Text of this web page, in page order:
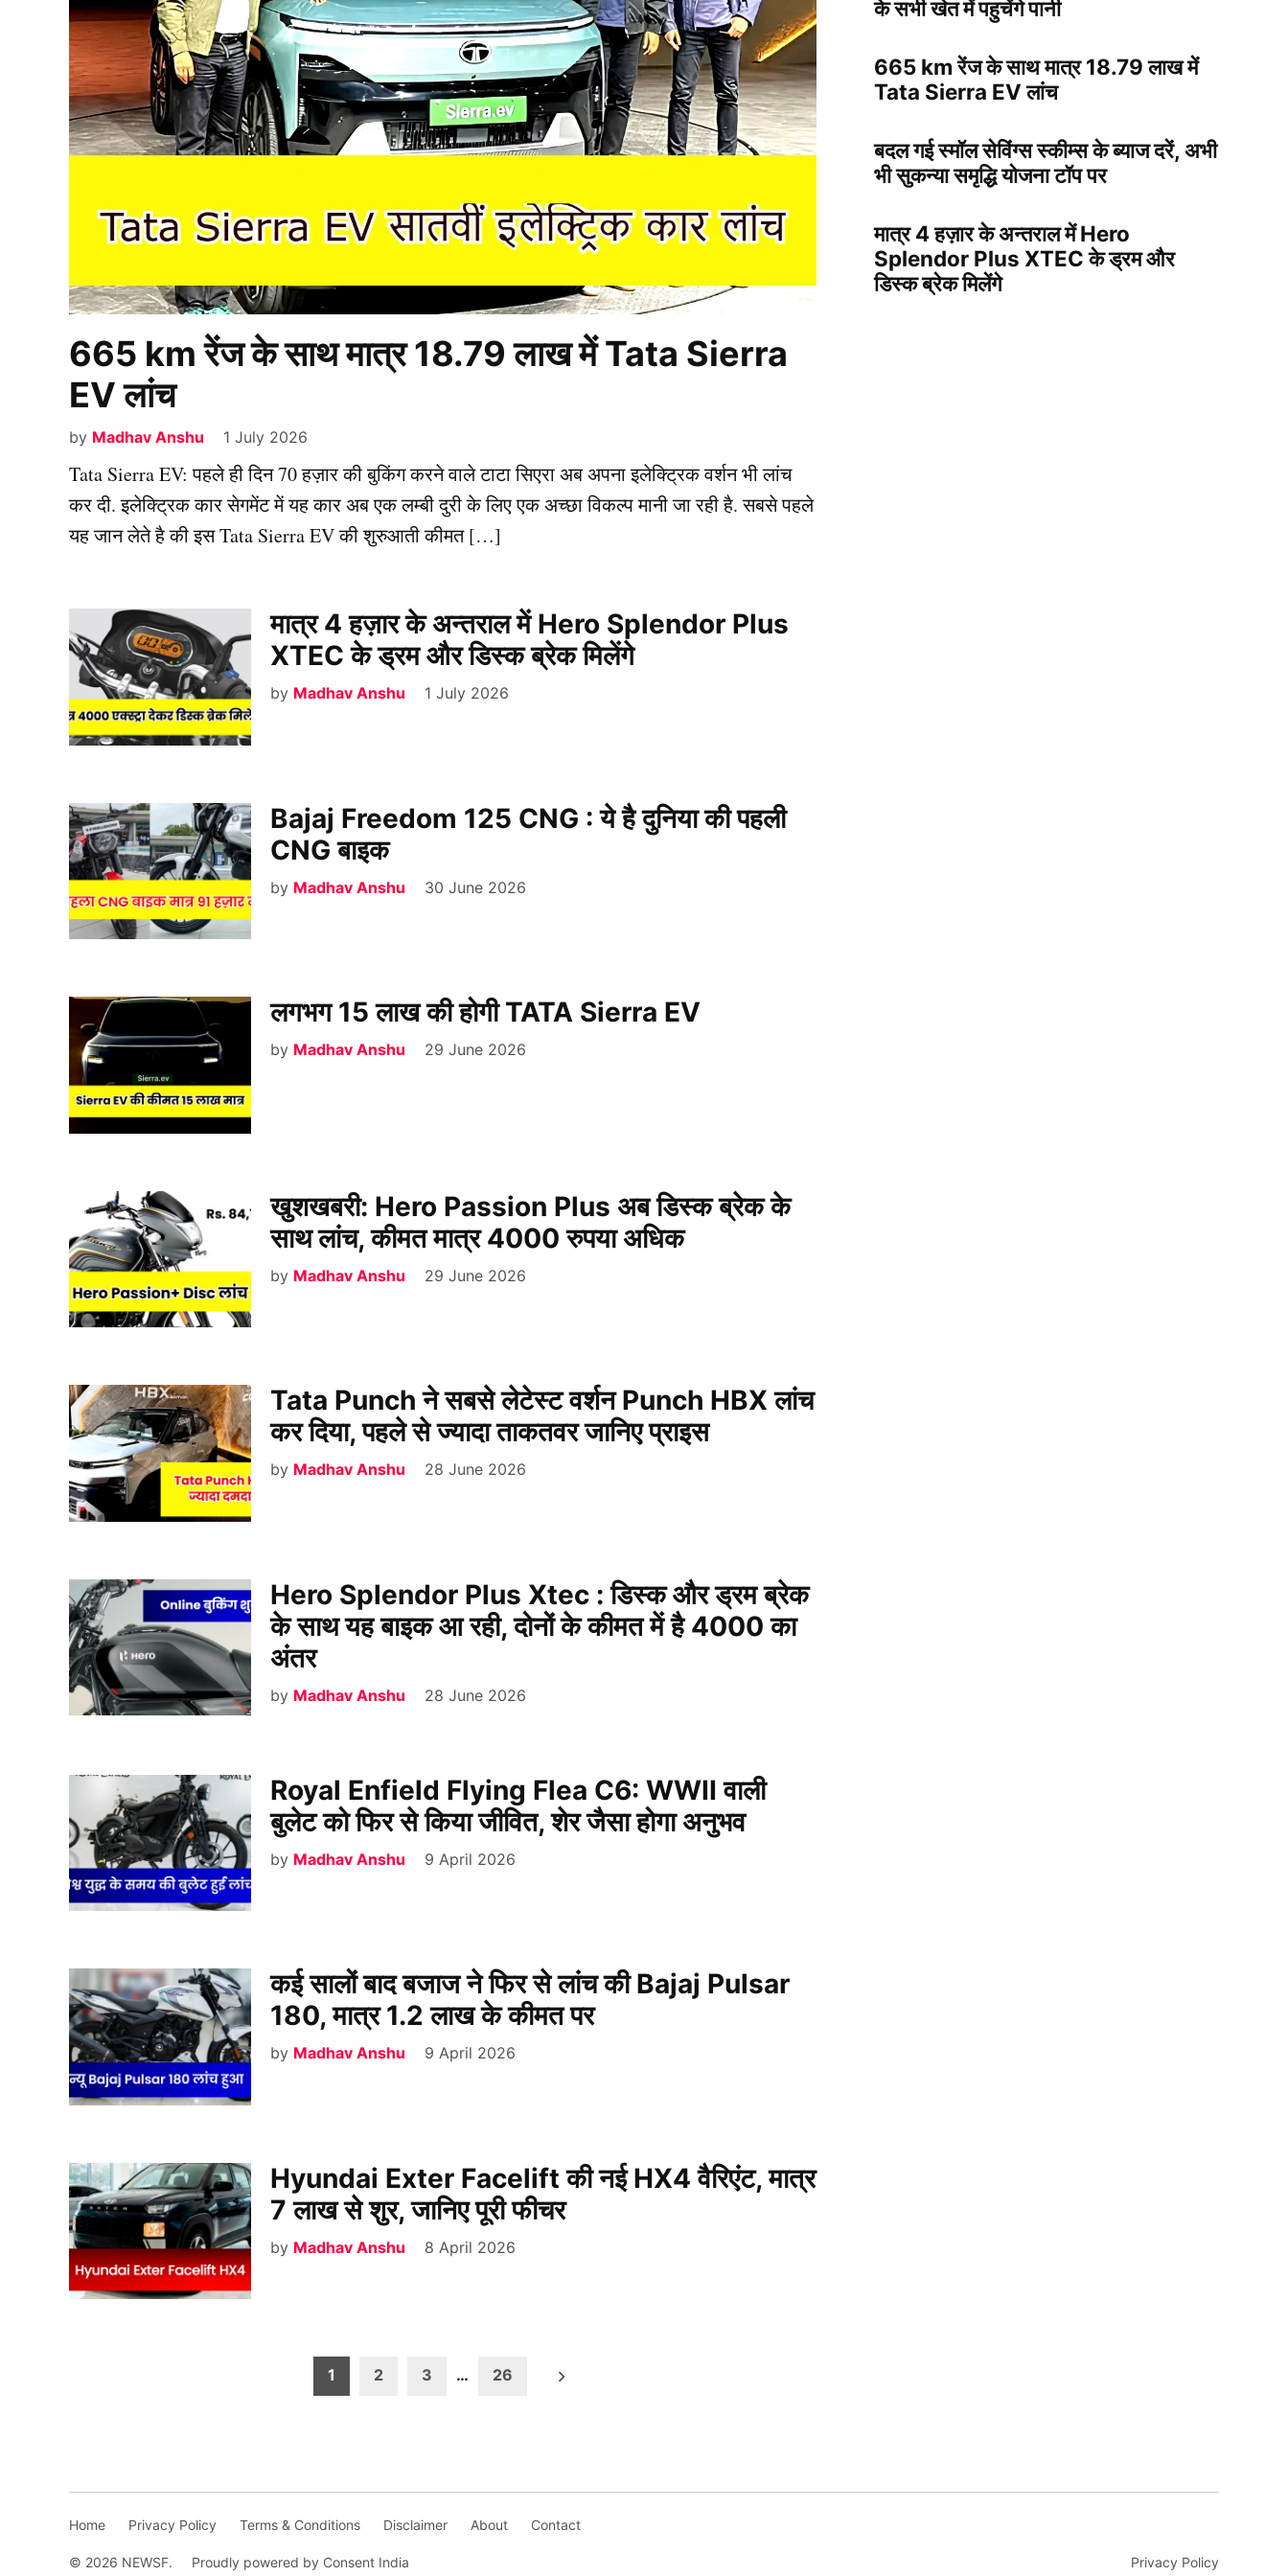
665 km रेंज के साथ मात्र 18.79 लाख में Tata Sierra
EV लांच
by Madhav Anshu 1 July 2026
Tata Sierra EV: पहले ही दिन 70 हज़ार की बुकिंग करने वाले टाटा सिएरा अब अपना इलेक्ट्रिक वर्शन भी लांच
कर दी. इलेक्ट्रिक कार सेगमेंट में यह कार अब एक लम्बी दुरी के लिए एक अच्छा विकल्प मानी जा रही है. सबसे पहले
यह जान लेते है की इस Tata Sierra EV की शुरुआती कीमत […]
मात्र 4 हज़ार के अन्तराल में Hero Splendor Plus
XTEC के ड्रम और डिस्क ब्रेक मिलेंगे
by Madhav Anshu 1 July 2026
Bajaj Freedom 125 CNG : ये है दुनिया की पहली
CNG बाइक
by Madhav Anshu 30 June 2026
लगभग 15 लाख की होगी TATA Sierra EV
by Madhav Anshu 29 June 2026
खुशखबरी: Hero Passion Plus अब डिस्क ब्रेक के
साथ लांच, कीमत मात्र 4000 रुपया अधिक
by Madhav Anshu 29 June 2026
Tata Punch ने सबसे लेटेस्ट वर्शन Punch HBX लांच
कर दिया, पहले से ज्यादा ताकतवर जानिए प्राइस
by Madhav Anshu 28 June 2026
Hero Splendor Plus Xtec : डिस्क और ड्रम ब्रेक
के साथ यह बाइक आ रही, दोनों के कीमत में है 4000 का
अंतर
by Madhav Anshu 28 June 2026
Royal Enfield Flying Flea C6: WWII वाली
बुलेट को फिर से किया जीवित, शेर जैसा होगा अनुभव
by Madhav Anshu 9 April 2026
कई सालों बाद बजाज ने फिर से लांच की Bajaj Pulsar
180, मात्र 1.2 लाख के कीमत पर
by Madhav Anshu 9 April 2026
Hyundai Exter Facelift की नई HX4 वैरिएंट, मात्र
7 लाख से शुर, जानिए पूरी फीचर
by Madhav Anshu 8 April 2026
1 2 3 … 26
के सभी खेत में पहुचेंगे पानी
665 km रेंज के साथ मात्र 18.79 लाख में
Tata Sierra EV लांच
बदल गई स्मॉल सेविंग्स स्कीम्स के ब्याज दरें, अभी
भी सुकन्या समृद्धि योजना टॉप पर
मात्र 4 हज़ार के अन्तराल में Hero
Splendor Plus XTEC के ड्रम और
डिस्क ब्रेक मिलेंगे
Home Privacy Policy Terms & Conditions Disclaimer About Contact
© 2026 NEWSF. Proudly powered by Consent India Privacy Policy